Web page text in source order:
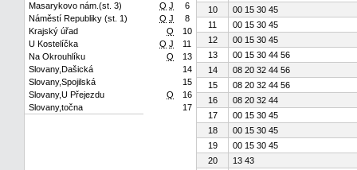
Masarykovo nám.(st. 3)
Q J
6
Náměstí Republiky (st. 1)
Q J
8
Krajský úřad
Q
10
U Kostelíčka
Q J
11
Na Okrouhlíku
Q
13
Slovany,Dašická
14
Slovany,Spojilská
15
Slovany,U Přejezdu
Q
16
Slovany,točna
17
10
00 15 30 45
11
00 15 30 45
12
00 15 30 45
13
00 15 30 44 56
14
08 20 32 44 56
15
08 20 32 44 56
16
08 20 32 44
17
00 15 30 45
18
00 15 30 45
19
00 15 30 45
20
13 43